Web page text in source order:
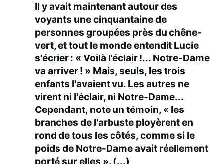
Il y avait maintenant autour des
voyants une cinquantaine de
personnes groupées près du chêne-
vert, et tout le monde entendit Lucie
s'écrier : « Voilà l'éclair !... Notre-Dame
va arriver ! » Mais, seuls, les trois
enfants l'avaient vu. Les autres ne
virent ni l'éclair, ni Notre-Dame...
Cependant, note un témoin, « les
branches de l'arbuste ployèrent en
rond de tous les côtés, comme si le
poids de Notre-Dame avait réellement
porté sur elles ». (...)